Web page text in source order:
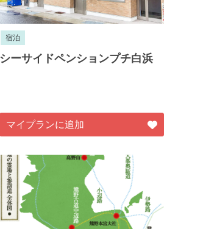
宿泊
シーサイドペンションプチ白浜
マイプランに追加